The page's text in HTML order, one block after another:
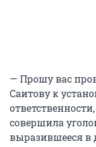
— Прошу вас
Саитову к
совершила
выразившееся в